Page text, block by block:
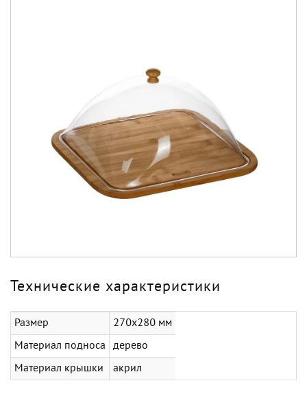
Технические характеристики
Размер 270х280 мм
Материал подноса дерево
Материал крышки акрил